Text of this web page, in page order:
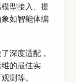
型接入、提
如智能体编
深度适配，
的最佳实
测等。